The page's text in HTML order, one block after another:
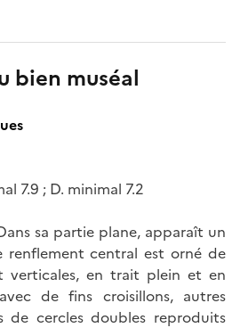
bien muséal
7.9 ; D. minimal 7.2
sa partie plane, apparaît un
renflement central est orné de
verticales, en trait plein et en
de fins croisillons, autres
de cercles doubles reproduits